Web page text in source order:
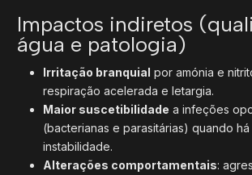
Impactos indiretos
água e patologia)
Irritação branquial por amónia e
respiração acelerada e letargia.
Maior suscetibilidade a infeções
(bacterianas e parasitárias) quando há
instabilidade.
Alterações comportamentais: